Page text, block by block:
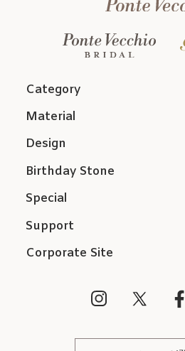
Category
Support
Corporate Site
Material
Design
Birthday Stone
Special